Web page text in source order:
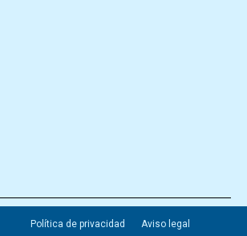
Política de privacidad Aviso legal